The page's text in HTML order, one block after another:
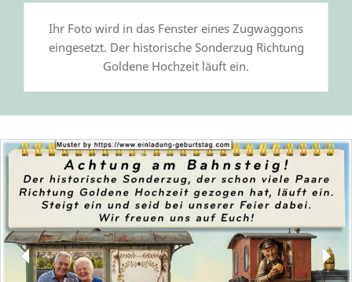
Ihr Foto wird in das Fenster eines Zugwaggons
eingesetzt. Der historische Sonderzug Richtung
Goldene Hochzeit läuft ein.